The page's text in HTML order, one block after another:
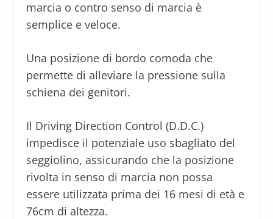
marcia o contro senso di marcia è
semplice e veloce.
Una posizione di bordo comoda che
permette di alleviare la pressione sulla
schiena dei genitori.
Il Driving Direction Control (D.D.C.)
impedisce il potenziale uso sbagliato del
seggiolino, assicurando che la posizione
rivolta in senso di marcia non possa
essere utilizzata prima dei 16 mesi di età e
76cm di altezza.